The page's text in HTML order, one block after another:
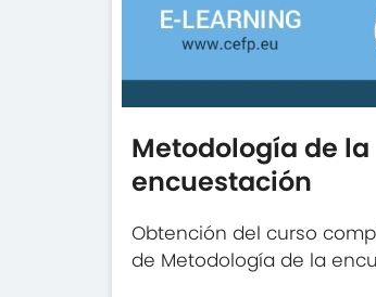
Metodología de la
encuestación
Obtención del curso
de Metodología de la